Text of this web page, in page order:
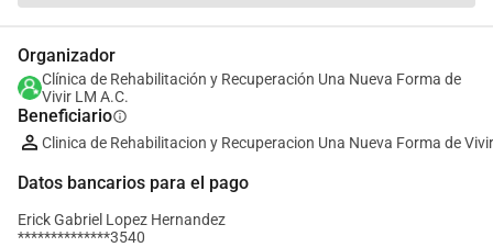
Organizador
Clínica de Rehabilitación y Recuperación Una Nueva Forma de
Vivir LM A.C.
Beneficiarioinfo
Clinica de Rehabilitacion y Recuperacion Una Nueva Forma de
Datos bancarios para el pago
Erick Gabriel Lopez Hernandez
**************3540